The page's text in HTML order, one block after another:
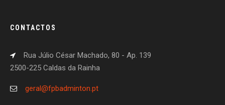
CONTACTOS
Rua Júlio César Machado, 80 - Ap. 139
2500-225 Caldas da Rainha
geral@fpbadminton.pt